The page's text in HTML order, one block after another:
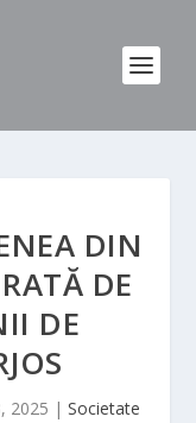
DIN
DE
DE
2025 | Societate